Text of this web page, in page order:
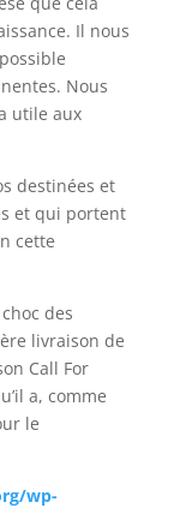
Il nous
Nous
utile aux
destinées et
et qui portent
cette
des
livraison de
Call For
a, comme
le
wp-